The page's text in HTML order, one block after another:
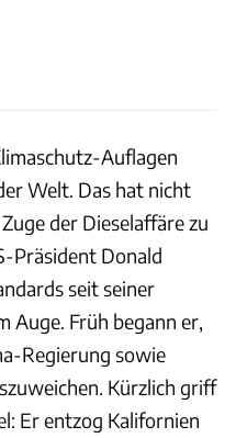
Auflagen
Welt. Das hat nicht
der Dieselaffäre zu
Präsident Donald
seit seiner
Auge. Früh begann er,
Regierung sowie
Kürzlich griff
Er entzog Kalifornien